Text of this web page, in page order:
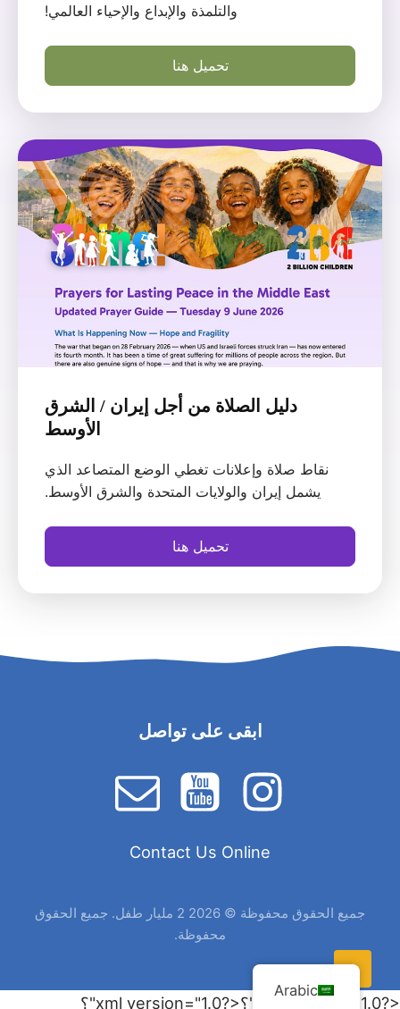
والتلمذة والإبداع والإحياء العالمي!
تحميل هنا
دليل الصلاة من أجل إيران / الشرق
الأوسط
نقاط صلاة وإعلانات تغطي الوضع المتصاعد الذي
يشمل إيران والولايات المتحدة والشرق الأوسط.
تحميل هنا
ابقى على تواصل
Contact Us Online
جميع الحقوق محفوظة © 2026 2 مليار طفل. جميع الحقوق
محفوظة.
<?xml version="1.0"؟ <?xml version="1.0"؟
Arabic